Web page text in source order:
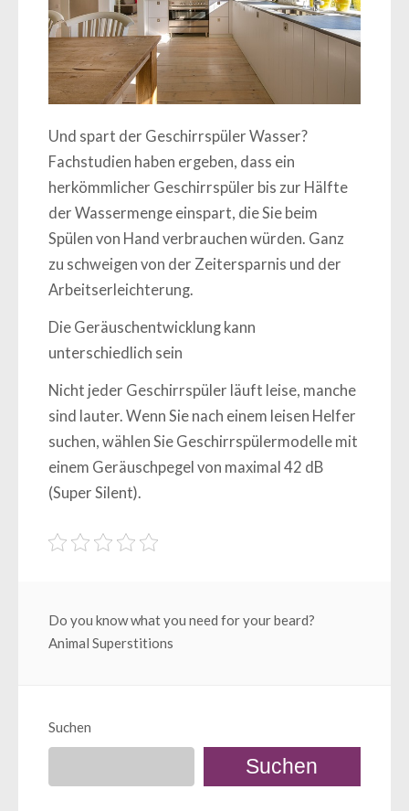
Und spart der Geschirrspüler Wasser?
Fachstudien haben ergeben, dass ein
herkömmlicher Geschirrspüler bis zur Hälfte
der Wassermenge einspart, die Sie beim
Spülen von Hand verbrauchen würden. Ganz
zu schweigen von der Zeitersparnis und der
Arbeitserleichterung.
Die Geräuschentwicklung kann
unterschiedlich sein
Nicht jeder Geschirrspüler läuft leise, manche
sind lauter. Wenn Sie nach einem leisen Helfer
suchen, wählen Sie Geschirrspülermodelle mit
einem Geräuschpegel von maximal 42 dB
(Super Silent).
Beitragsnavigation
Do you know what you need for your beard?
Animal Superstitions
Suchen
Suchen